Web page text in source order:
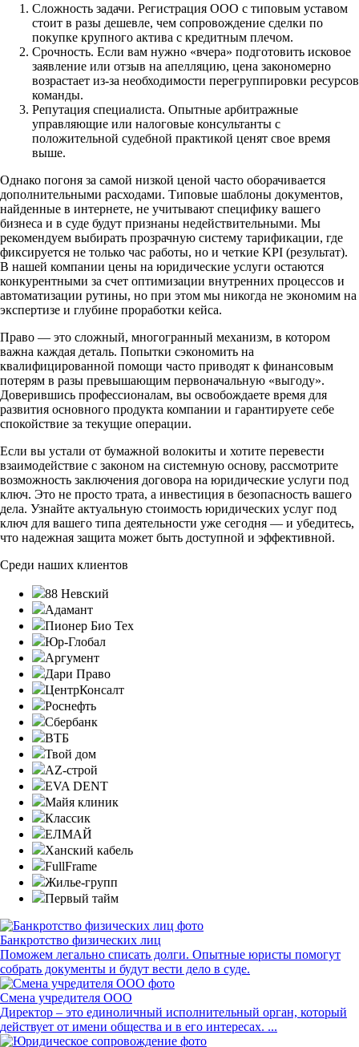
Сложность задачи. Регистрация ООО с типовым уставом
стоит в разы дешевле, чем сопровождение сделки по
покупке крупного актива с кредитным плечом.
Срочность. Если вам нужно «вчера» подготовить исковое
заявление или отзыв на апелляцию, цена закономерно
возрастает из-за необходимости перегруппировки ресурсов
команды.
Репутация специалиста. Опытные арбитражные
управляющие или налоговые консультанты с
положительной судебной практикой ценят свое время
выше.
Однако погоня за самой низкой ценой часто оборачивается
дополнительными расходами. Типовые шаблоны документов,
найденные в интернете, не учитывают специфику вашего
бизнеса и в суде будут признаны недействительными. Мы
рекомендуем выбирать прозрачную систему тарификации, где
фиксируется не только час работы, но и четкие KPI (результат).
В нашей компании цены на юридические услуги остаются
конкурентными за счет оптимизации внутренних процессов и
автоматизации рутины, но при этом мы никогда не экономим на
экспертизе и глубине проработки кейса.
Право — это сложный, многогранный механизм, в котором
важна каждая деталь. Попытки сэкономить на
квалифицированной помощи часто приводят к финансовым
потерям в разы превышающим первоначальную «выгоду».
Доверившись профессионалам, вы освобождаете время для
развития основного продукта компании и гарантируете себе
спокойствие за текущие операции.
Если вы устали от бумажной волокиты и хотите перевести
взаимодействие с законом на системную основу, рассмотрите
возможность заключения договора на юридические услуги под
ключ. Это не просто трата, а инвестиция в безопасность вашего
дела. Узнайте актуальную стоимость юридических услуг под
ключ для вашего типа деятельности уже сегодня — и убедитесь,
что надежная защита может быть доступной и эффективной.
Среди наших клиентов
88 Невский
Адамант
Пионер Био Тех
Юр-Глобал
Аргумент
Дари Право
ЦентрКонсалт
Роснефть
Сбербанк
ВТБ
Твой дом
AZ-строй
EVA DENT
Майя клиник
Классик
ЕЛМАЙ
Ханский кабель
FullFrame
Жилье-групп
Первый тайм
Банкротство физических лиц
Поможем легально списать долги. Опытные юристы помогут
собрать документы и будут вести дело в суде.
Смена учредителя ООО
Директор – это единоличный исполнительный орган, который
действует от имени общества и в его интересах. ...